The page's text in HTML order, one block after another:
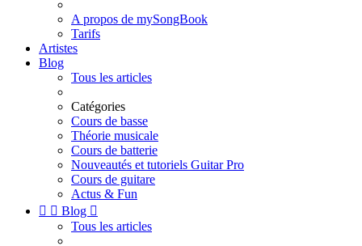
A propos de mySongBook
Tarifs
Artistes
Blog
Tous les articles
Catégories
Cours de basse
Théorie musicale
Cours de batterie
Nouveautés et tutoriels Guitar Pro
Cours de guitare
Actus & Fun
  Blog 
Tous les articles